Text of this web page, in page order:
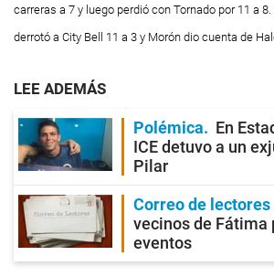
carreras a 7 y luego perdió con Tornado por 11 a
derrotó a City Bell 11 a 3 y Morón dio cuenta de
LEE ADEMÁS
Polémica
En
ICE detuvo a un
Pilar
Correo de lectores
vecinos de Fátima
eventos